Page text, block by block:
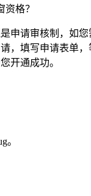
格？
请审核制，如您
，填写申请表单
开通成功。